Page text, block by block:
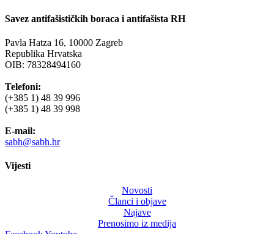
Savez antifašističkih boraca i antifašista RH
Pavla Hatza 16, 10000 Zagreb
Republika Hrvatska
OIB: 78328494160
Telefoni:
(+385 1) 48 39 996
(+385 1) 48 39 998
E-mail:
sabh@sabh.hr
Vijesti
Novosti
Članci i objave
Najave
Prenosimo iz medija